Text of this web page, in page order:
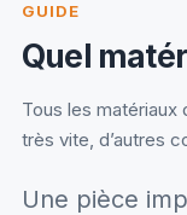
GUIDE
Quel
Tous les matériaux
très vite, d’autres
Une pièce